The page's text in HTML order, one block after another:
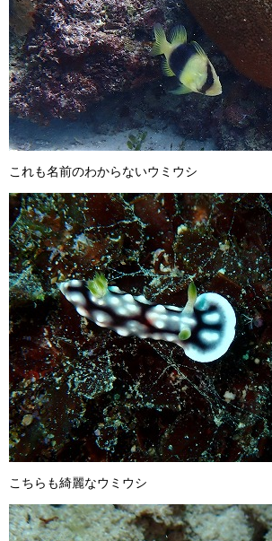
これも名前のわからないウミウシ
こちらも綺麗なウミウシ